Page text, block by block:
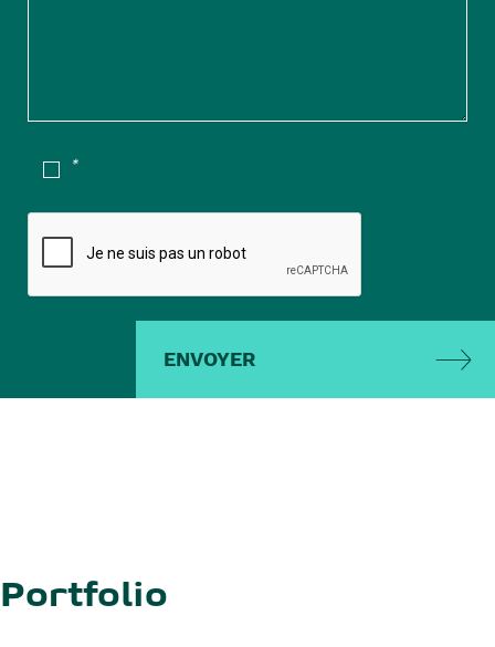
*
ENVOYER
Portfolio